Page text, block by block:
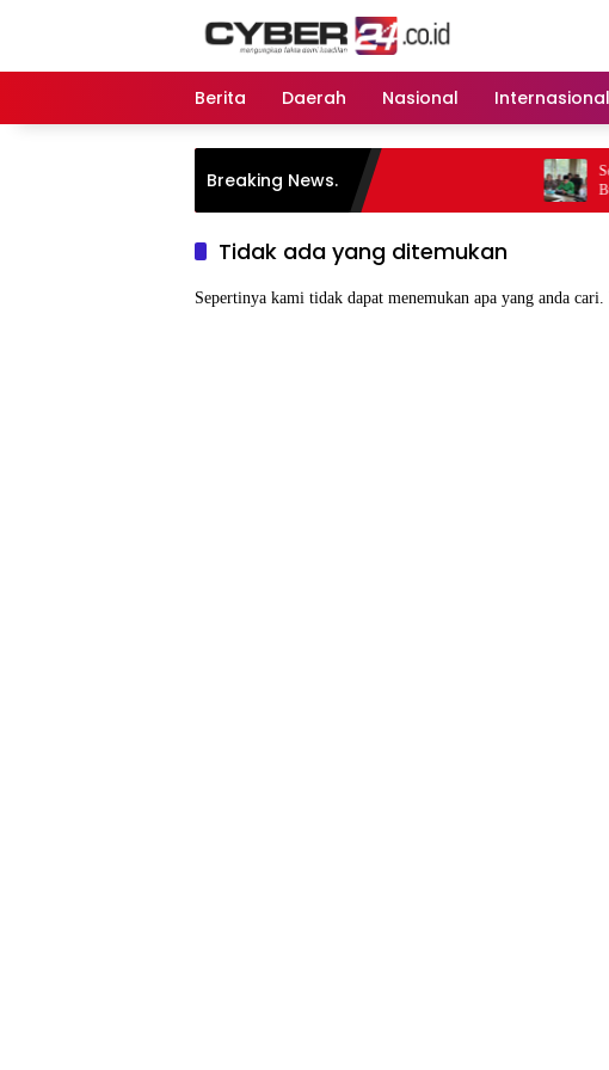
Berita Daerah Nasional Internasional
Breaking News.
Sengketa
Bupati
Tidak ada yang ditemukan
Sepertinya kami tidak dapat menemukan apa yang anda